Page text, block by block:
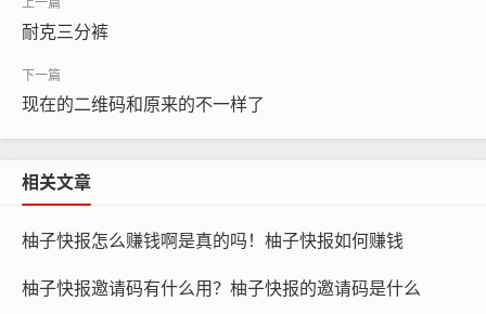
耐克三分裤
现在的二维码和原来的不一样了
相关文章
柚子快报怎么赚钱啊是真的吗！柚子快报如何赚钱
柚子快报邀请码有什么用？柚子快报的邀请码是什么